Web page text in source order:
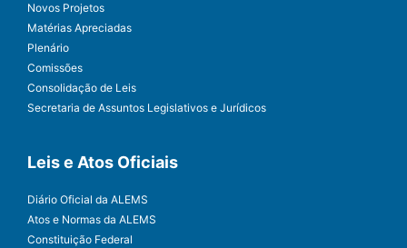
Novos Projetos
Matérias Apreciadas
Plenário
Comissões
Consolidação de Leis
Secretaria de Assuntos Legislativos e Jurídicos
Leis e Atos Oficiais
Diário Oficial da ALEMS
Atos e Normas da ALEMS
Constituição Federal